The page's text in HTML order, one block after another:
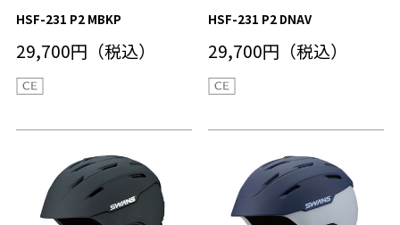
HSF-231 P2 MBKP
29,700円（税込）
HSF-231 P2 DNAV
29,700円（税込）